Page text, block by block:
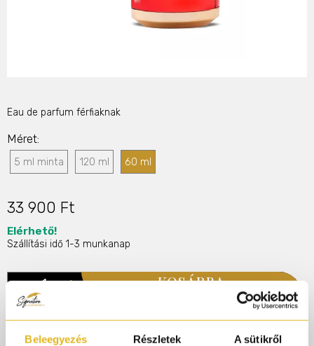
Beleegyezés Részletek A sütikről
Eau de parfum férfiaknak
Méret
5 ml minta 120 ml 60 ml
33 900 Ft
Elérhető!
Szállítási idő 1-3 munkanap
KOSÁRBA
Fűszeres Virágos Fás